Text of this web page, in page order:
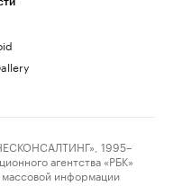
1995–
агентства «РБК»
массовой информации